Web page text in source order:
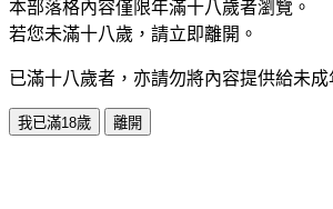
本部落格內容僅限年滿十八歲者瀏覽。
若您未滿十八歲，請立即離開。
已滿十八歲者，亦請勿將內容提供給未成
我已滿18歲 離開